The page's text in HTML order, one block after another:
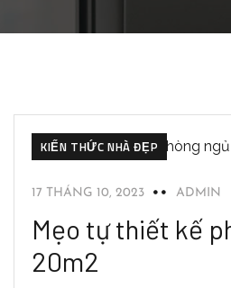
KIẾN THỨC NHÀ ĐẸP
17 THÁNG 10, 2023 ADMIN
Mẹo tự thiết kế
20m2